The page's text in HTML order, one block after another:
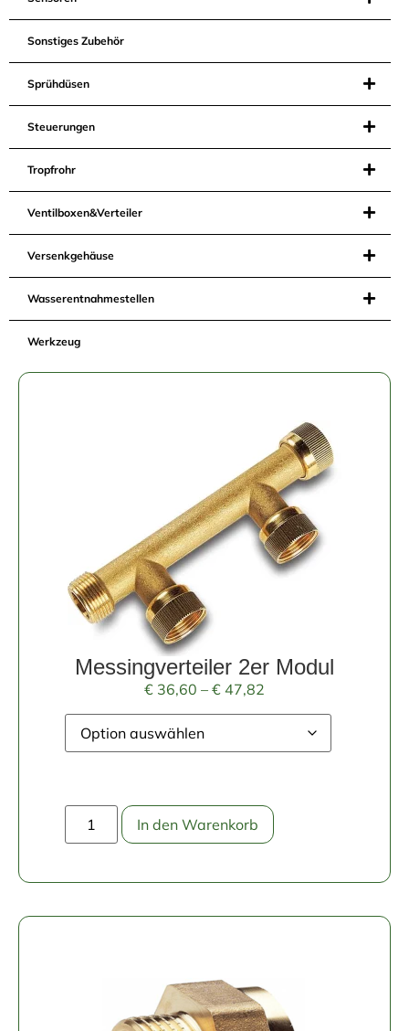
Sonstiges Zubehör
Sprühdüsen
Steuerungen
Tropfrohr
Ventilboxen&Verteiler
Versenkgehäuse
Wasserentnahmestellen
Werkzeug
Messingverteiler 2er Modul
€ 36,60 – € 47,82
In den Warenkorb